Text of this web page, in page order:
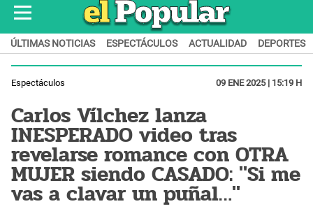
ÚLTIMAS NOTICIAS ESPECTÁCULOS ACTUALIDAD DEPORTES
Espectáculos 09 ENE 2025 | 15:19 H
Carlos Vílchez lanza
INESPERADO video tras
revelarse romance con OTRA
MUJER siendo CASADO: "Si me
vas a clavar un puñal…"